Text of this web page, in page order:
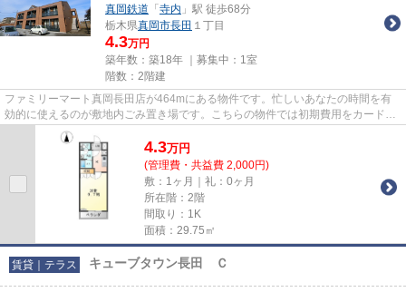
真岡鉄道 「 寺内 」駅 徒歩68分
栃木県真岡市長田 １丁目
4.3万円
築年数：築18年 ｜募集中： 1室
階数：2階建
ファミリーマート真岡長田店が464mにある物件です。忙しいあなたの時間を有
効的に使えるのが敷地内ごみ置き場です。こちらの物件では初期費用をカードで
お支払いいただけます。「cotto...
4.3万円
(管理費・共益費 2,000円)
敷：1ヶ月｜礼：0ヶ月
所在階：2階
間取り：1K
面積：29.75㎡
賃貸｜テラス キューブタウン長田 Ｃ